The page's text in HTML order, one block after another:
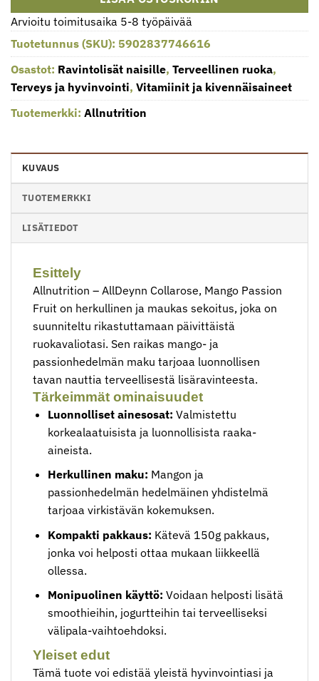
Arvioitu toimitusaika 5-8 työpäivää
Tuotetunnus (SKU): 5902837746616
Osastot: Ravintolisät naisille, Terveellinen ruoka,
Terveys ja hyvinvointi, Vitamiinit ja kivennäisaineet
Tuotemerkki: Allnutrition
KUVAUS
TUOTEMERKKI
LISÄTIEDOT
Esittely
Allnutrition – AllDeynn Collarose, Mango Passion
Fruit on herkullinen ja maukas sekoitus, joka on
suunniteltu rikastuttamaan päivittäistä
ruokavaliotasi. Sen raikas mango- ja
passionhedelmän maku tarjoaa luonnollisen
tavan nauttia terveellisestä lisäravinteesta.
Tärkeimmät ominaisuudet
Luonnolliset ainesosat: Valmistettu
korkealaatuisista ja luonnollisista raaka-
aineista.
Herkullinen maku: Mangon ja
passionhedelmän hedelmäinen yhdistelmä
tarjoaa virkistävän kokemuksen.
Kompakti pakkaus: Kätevä 150g pakkaus,
jonka voi helposti ottaa mukaan liikkeellä
ollessa.
Monipuolinen käyttö: Voidaan helposti lisätä
smoothieihin, jogurtteihin tai terveelliseksi
välipala-vaihtoehdoksi.
Yleiset edut
Tämä tuote voi edistää yleistä hyvinvointiasi ja